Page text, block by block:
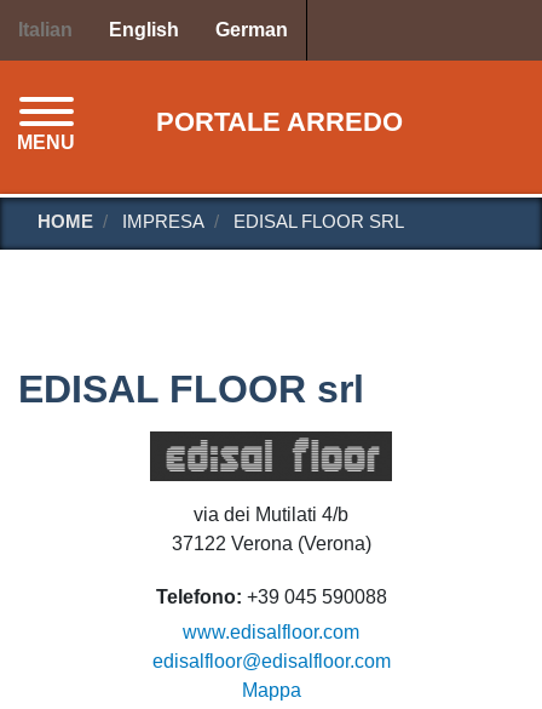
Italian English German
PORTALE ARREDO
MENU
HOME IMPRESA EDISAL FLOOR SRL
EDISAL FLOOR srl
via dei Mutilati 4/b
37122 Verona (Verona)
Telefono +39 045 590088
www.edisalfloor.com
edisalfloor@edisalfloor.com
Mappa